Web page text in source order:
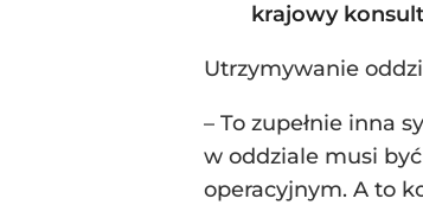
krajowy
Utrzymywanie
– To zupełnie inna
w oddziale musi
operacyjnym. A to